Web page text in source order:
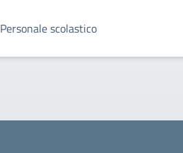
Personale scolastico